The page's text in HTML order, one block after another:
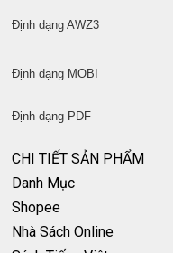
Định dạng AWZ3
Định dạng MOBI
Định dạng PDF
CHI TIẾT SẢN PHẨM
Danh Mục
Shopee
Nhà Sách Online